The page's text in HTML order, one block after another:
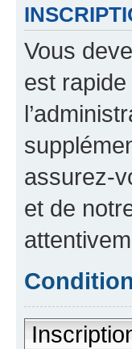
Vous
est
assurez-
et de